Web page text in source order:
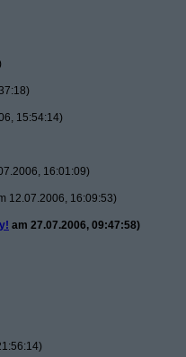
15:54:14)
16:01:09)
12.07.2006, 16:09:53)
am 27.07.2006, 09:47:58)